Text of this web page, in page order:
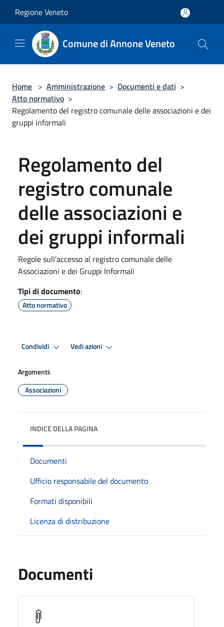
Regione Veneto
Comune di Annone Veneto
Home > Amministrazione > Documenti e dati >
Atto normativo >
Regolamento del registro comunale delle associazioni e dei
gruppi informali
Regolamento del
registro comunale
delle associazioni e
dei gruppi informali
Regole sull'accesso al registro comunale delle
Associazioni e dei Gruppi Informali
Tipi di documento:
Atto normativo
Condividi Vedi azioni
Argomenti:
Associazioni
INDICE DELLA PAGINA
Documenti
Ufficio responsabile del documento
Formati disponibili
Licenza di distribuzione
Documenti